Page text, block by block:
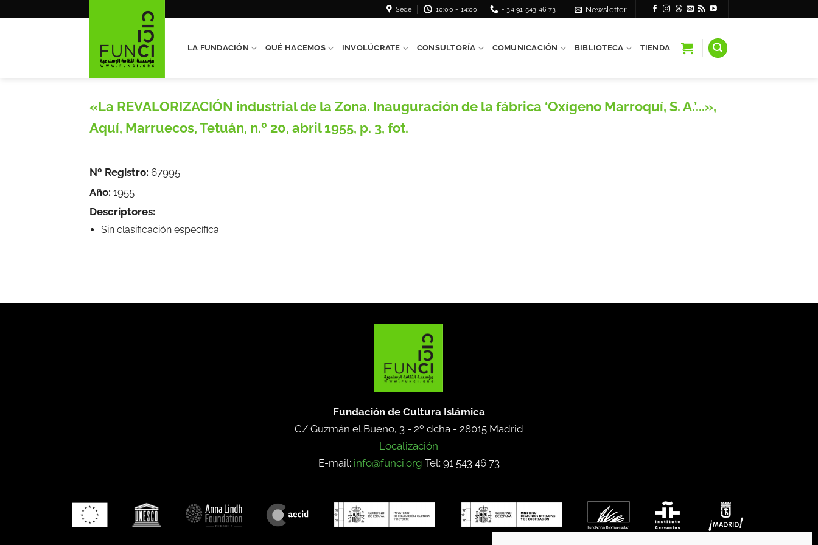
Sede 10:00 - 14:00 + 34 91 543 46 73 Newsletter
LA FUNDACIÓN QUÉ HACEMOS INVOLÚCRATE CONSULTORÍA COMUNICACIÓN BIBLIOTECA TIENDA
«La REVALORIZACIÓN industrial de la Zona. Inauguración de la fábrica ‘Oxígeno Marroquí, S. A.’...»,
Aquí, Marruecos, Tetuán, n.º 20, abril 1955, p. 3, fot.
Nº Registro: 67995
Año: 1955
Descriptores:
Sin clasificación específica
Fundación de Cultura Islámica
C/ Guzmán el Bueno, 3 - 2º dcha - 28015 Madrid
Localización
E-mail: info@funci.org Tel: 91 543 46 73